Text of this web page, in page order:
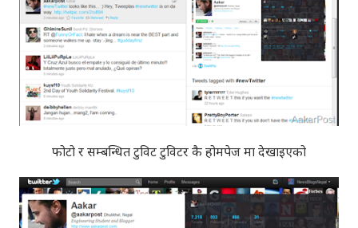
फोटो र सम्बन्धित टुविट टुविटर कै होमपेज मा देखाइएको